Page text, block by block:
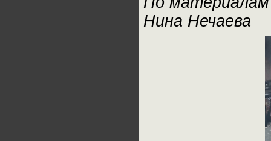
Нина Нечаева